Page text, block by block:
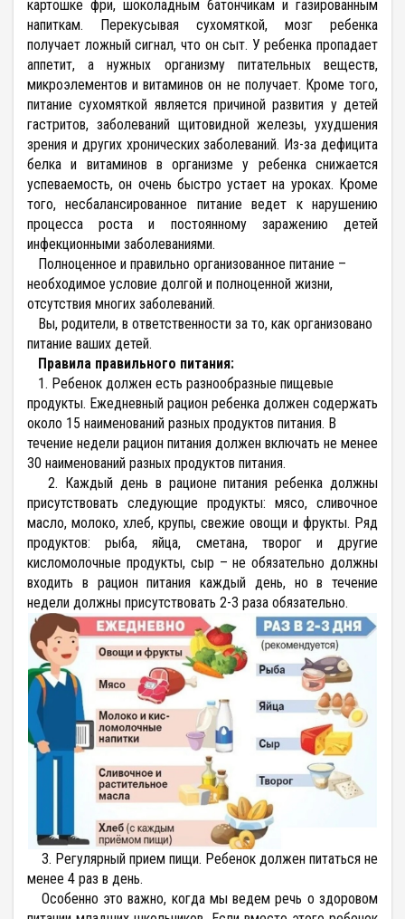
картошке фри, шоколадным батончикам и газированным
напиткам. Перекусывая сухомяткой, мозг ребенка
получает ложный сигнал, что он сыт. У ребенка пропадает
аппетит, а нужных организму питательных веществ,
микроэлементов и витаминов он не получает. Кроме того,
питание сухомяткой является причиной развития у детей
гастритов, заболеваний щитовидной железы, ухудшения
зрения и других хронических заболеваний. Из-за дефицита
белка и витаминов в организме у ребенка снижается
успеваемость, он очень быстро устает на уроках. Кроме
того, несбалансированное питание ведет к нарушению
процесса роста и постоянному заражению детей
инфекционными заболеваниями.
Полноценное и правильно организованное питание –
необходимое условие долгой и полноценной жизни,
отсутствия многих заболеваний.
Вы, родители, в ответственности за то, как организовано
питание ваших детей.
Правила правильного питания:
1. Ребенок должен есть разнообразные пищевые
продукты. Ежедневный рацион ребенка должен содержать
около 15 наименований разных продуктов питания. В
течение недели рацион питания должен включать не менее
30 наименований разных продуктов питания.
2. Каждый день в рационе питания ребенка должны
присутствовать следующие продукты: мясо, сливочное
масло, молоко, хлеб, крупы, свежие овощи и фрукты. Ряд
продуктов: рыба, яйца, сметана, творог и другие
кисломолочные продукты, сыр – не обязательно должны
входить в рацион питания каждый день, но в течение
недели должны присутствовать 2-3 раза обязательно.
3. Регулярный прием пищи. Ребенок должен питаться не
менее 4 раз в день.
Особенно это важно, когда мы ведем речь о здоровом